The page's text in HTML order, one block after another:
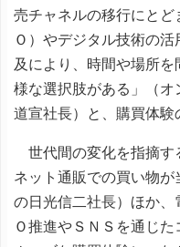
売チャネルの移行にと
Ｏ）やデジタル技術の
及により、時間や場所
様な選択肢がある」（
道宣社長）と、購買体験
世代間の変化を指摘す
ネット通販での買い物
の日光信二社長）ほか
Ｏ推進やＳＮＳを通じ